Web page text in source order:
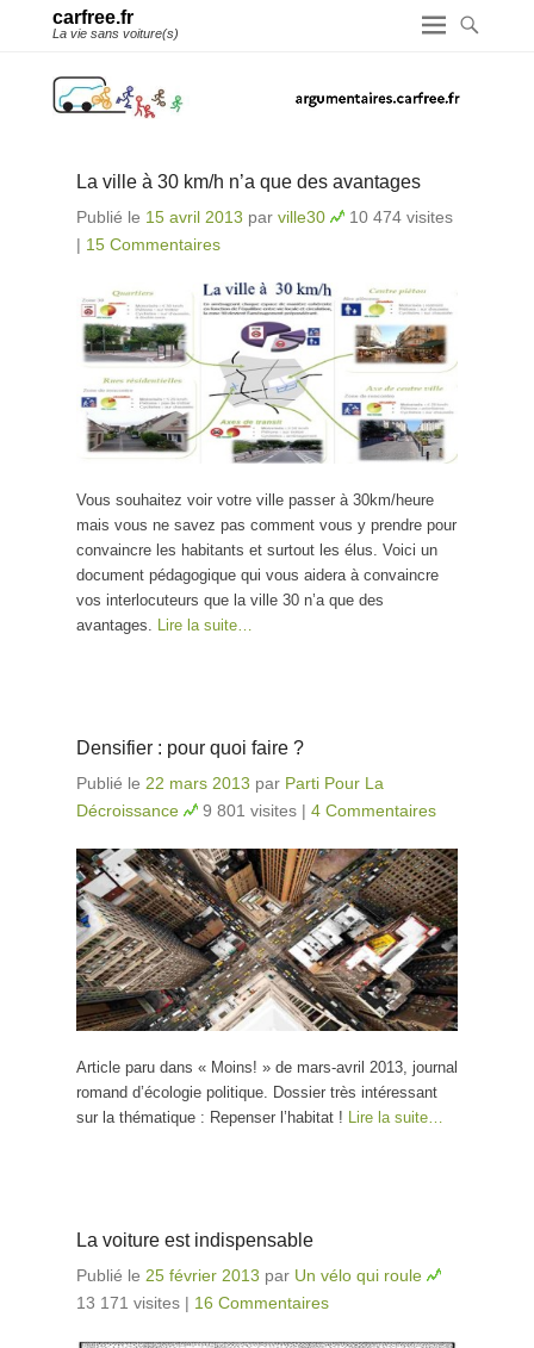
carfree.fr
La vie sans voiture(s)
La ville à 30 km/h n’a que des avantages
Publié le 15 avril 2013 par ville30
10 474 visites
| 15 Commentaires
Vous souhaitez voir votre ville passer à 30km/heure
mais vous ne savez pas comment vous y prendre pour
convaincre les habitants et surtout les élus. Voici un
document pédagogique qui vous aidera à convaincre
vos interlocuteurs que la ville 30 n’a que des
avantages. Lire la suite…
Densifier : pour quoi faire ?
Publié le 22 mars 2013 par Parti Pour La
Décroissance
9 801 visites | 4 Commentaires
Article paru dans « Moins! » de mars-avril 2013, journal
romand d’écologie politique. Dossier très intéressant
sur la thématique : Repenser l’habitat !
Lire la suite…
La voiture est indispensable
Publié le 25 février 2013 par Un vélo qui roule
13 171 visites | 16 Commentaires